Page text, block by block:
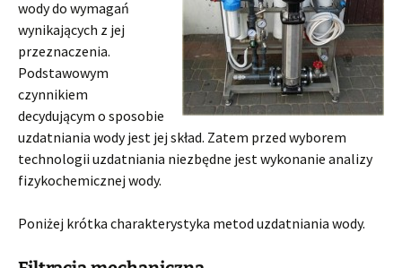
wody do wymagań
wynikających z jej
przeznaczenia.
Podstawowym
czynnikiem
decydującym o sposobie
uzdatniania wody jest jej skład. Zatem przed wyborem
technologii uzdatniania niezbędne jest wykonanie analizy
fizykochemicznej wody.
Poniżej krótka charakterystyka metod uzdatniania wody.